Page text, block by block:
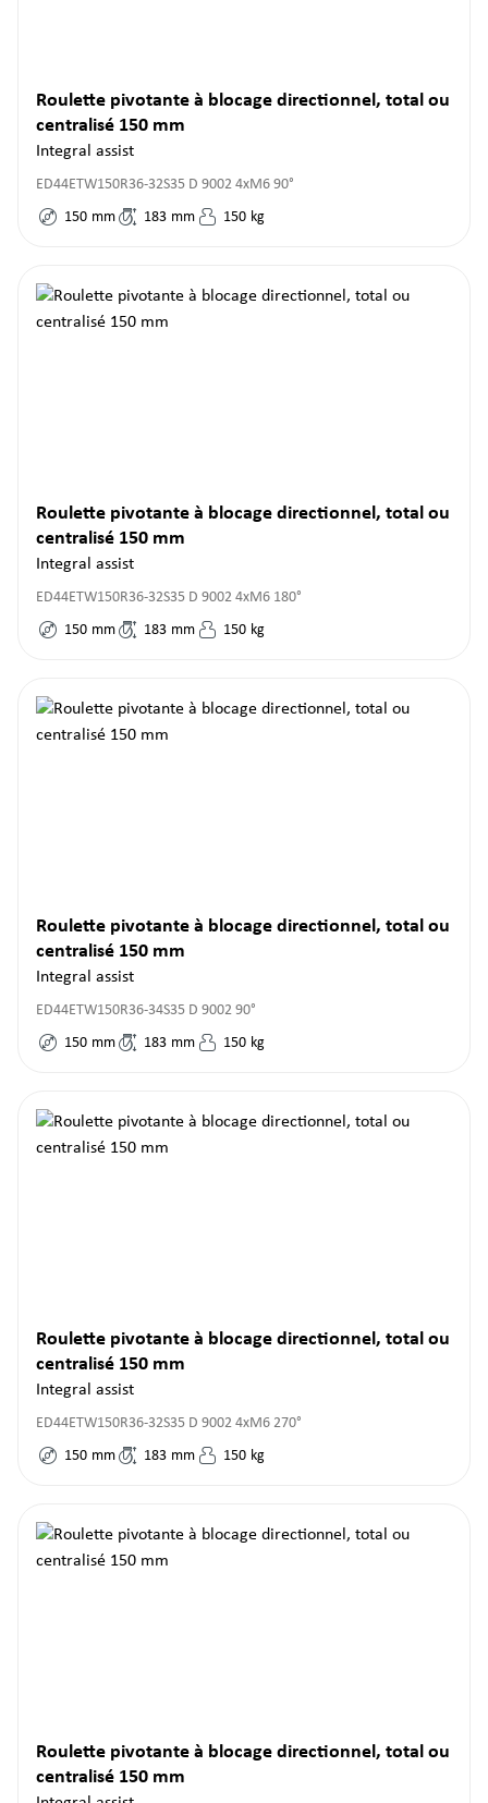
Roulette pivotante à blocage directionnel, total ou
centralisé 150 mm
Integral assist
ED44ETW150R36-32S35 D 9002 4xM6 90°
150 mm 183 mm 150 kg
Roulette pivotante à blocage directionnel, total ou
centralisé 150 mm
Integral assist
ED44ETW150R36-32S35 D 9002 4xM6 180°
150 mm 183 mm 150 kg
Roulette pivotante à blocage directionnel, total ou
centralisé 150 mm
Integral assist
ED44ETW150R36-34S35 D 9002 90°
150 mm 183 mm 150 kg
Roulette pivotante à blocage directionnel, total ou
centralisé 150 mm
Integral assist
ED44ETW150R36-32S35 D 9002 4xM6 270°
150 mm 183 mm 150 kg
Roulette pivotante à blocage directionnel, total ou
centralisé 150 mm